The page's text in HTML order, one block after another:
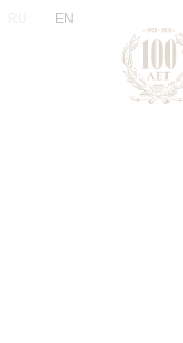
EN